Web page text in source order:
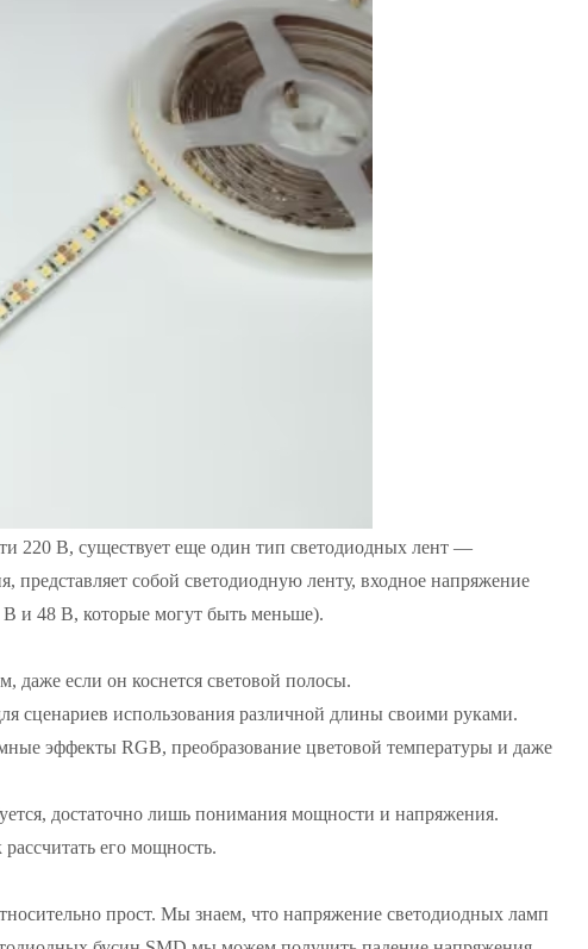
220 В, существует еще один тип светодиодных лент —
представляет собой светодиодную ленту, входное напряжение
В и 48 В, которые могут быть меньше).
даже если он коснется световой полосы.
сценариев использования различной длины своими руками.
эффекты RGB, преобразование цветовой температуры и даже
достаточно лишь понимания мощности и напряжения.
его мощность.
прост. Мы знаем, что напряжение светодиодных ламп